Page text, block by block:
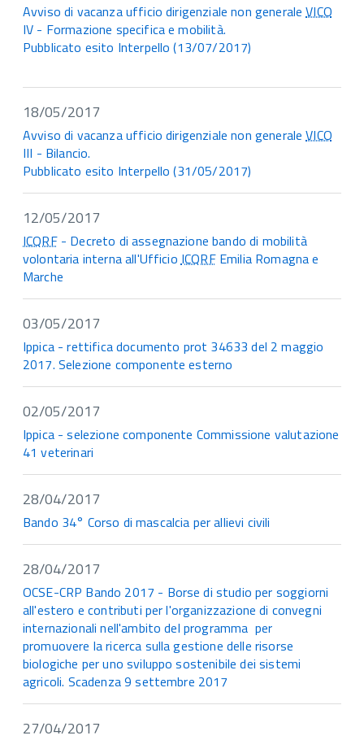
Avviso di vacanza ufficio dirigenziale non generaleVICO
IV - Formazione specifica e mobilità.
Pubblicato esito Interpello (13/07/2017)
18/05/2017
Avviso di vacanza ufficio dirigenziale non generaleVICO
III - Bilancio.
Pubblicato esito Interpello (31/05/2017)
12/05/2017
ICQRF- Decreto di assegnazione bando di mobilità
volontaria interna all'Ufficio ICQRFEmilia Romagna e
Marche
03/05/2017
Ippica - rettifica documento prot 34633 del 2 maggio
2017. Selezione componente esterno
02/05/2017
Ippica - selezione componente Commissione valutazione
41 veterinari
28/04/2017
Bando 34° Corso di mascalcia per allievi civili
28/04/2017
OCSE-CRP Bando 2017 - Borse di studio per soggiorni
all'estero e contributi per l'organizzazione di convegni
internazionali nell'ambito del programma per
promuovere la ricerca sulla gestione delle risorse
biologiche per uno sviluppo sostenibile dei sistemi
agricoli. Scadenza 9 settembre 2017
27/04/2017